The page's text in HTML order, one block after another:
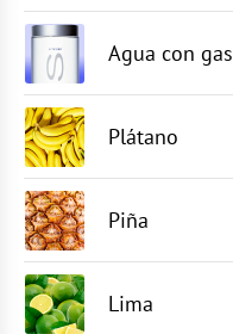
Agua con gas
Plátano
Piña
Lima